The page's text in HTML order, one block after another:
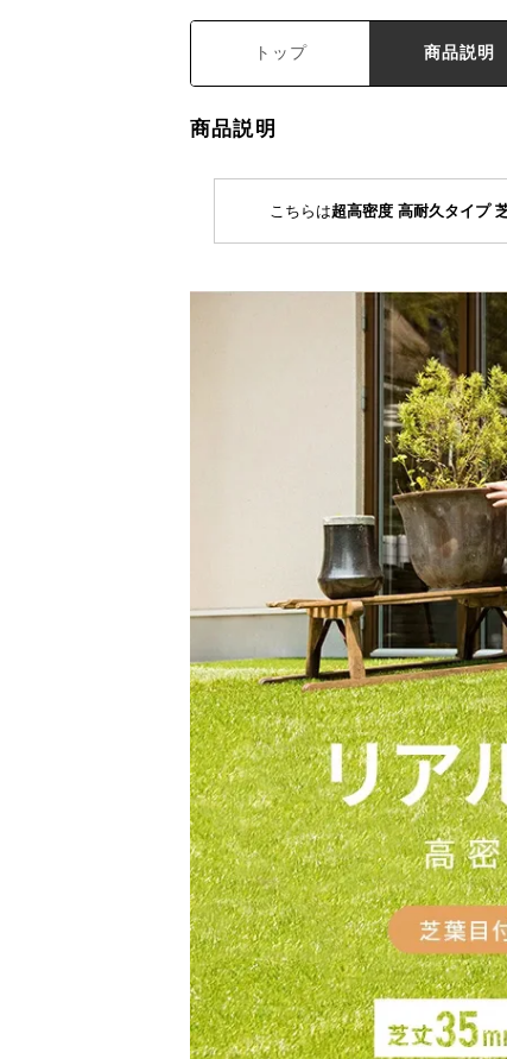
トップ 商品説明
商品説明
こちらは超高密度 高耐久タイプ